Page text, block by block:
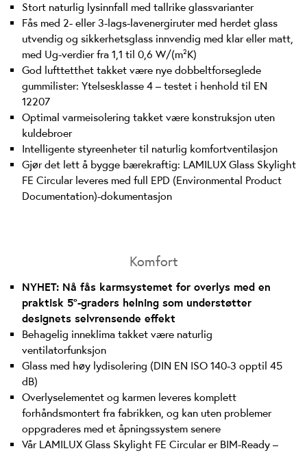
Stort naturlig lysinnfall med tallrike glassvarianter
Fås med 2- eller 3-lags-lavenergiruter med herdet glass
utvendig og sikkerhetsglass innvendig med klar eller matt,
med Ug-verdier fra 1,1 til 0,6 W/(m²K)
God lufttetthet takket være nye dobbeltforseglede
gummilister: Ytelsesklasse 4 – testet i henhold til EN
12207
Optimal varmeisolering takket være konstruksjon uten
kuldebroer
Intelligente styreenheter til naturlig komfortventilasjon
Gjør det lett å bygge bærekraftig: LAMILUX Glass Skylight
FE Circular leveres med full EPD (Environmental Product
Documentation)-dokumentasjon
Komfort
NYHET: Nå fås karmsystemet for overlys med en
praktisk 5°-graders helning som understøtter
designets selvrensende effekt
Behagelig inneklima takket være naturlig
ventilatorfunksjon
Glass med høy lydisolering (DIN EN ISO 140-3 opptil 45
dB)
Overlyselementet og karmen leveres komplett
forhåndsmontert fra fabrikken, og kan uten problemer
oppgraderes med et åpningssystem senere
Vår LAMILUX Glass Skylight FE Circular er BIM-Ready –